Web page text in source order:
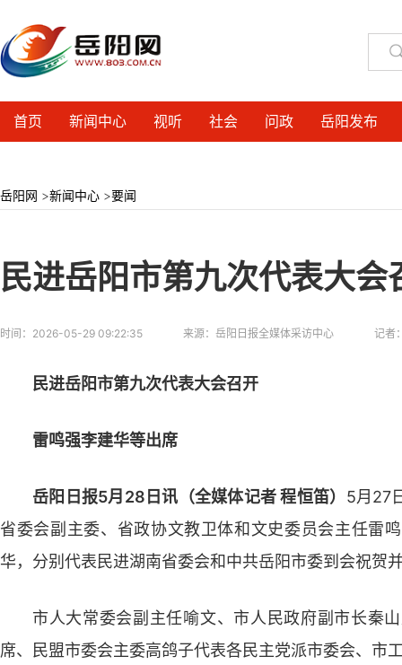
首页 新闻中心 视听 社会 问政 岳阳发布
岳阳网 >新闻中心 >要闻
民进岳阳市第九次代表大会
时间： 2026-05-29 09:22:35 来源： 岳阳日报全媒体采访中心 记者
民进岳阳市第九次代表大会召开
雷鸣强李建华等出席
岳阳日报5月28日讯（全媒体记者 程恒笛） 5月27
省委会副主委、省政协文教卫体和文史委员会主任雷
华，分别代表民进湖南省委会和中共岳阳市委到会祝贺
市人大常委会副主任喻文、市人民政府副市长秦
席、民盟市委会主委高鸽子代表各民主党派市委会、市